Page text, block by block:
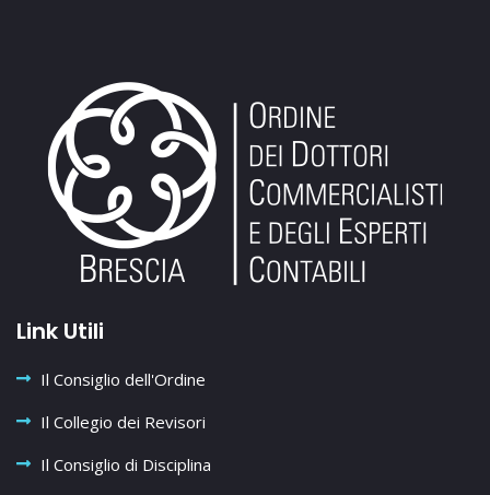
Link Utili
Il Consiglio dell'Ordine
Il Collegio dei Revisori
Il Consiglio di Disciplina